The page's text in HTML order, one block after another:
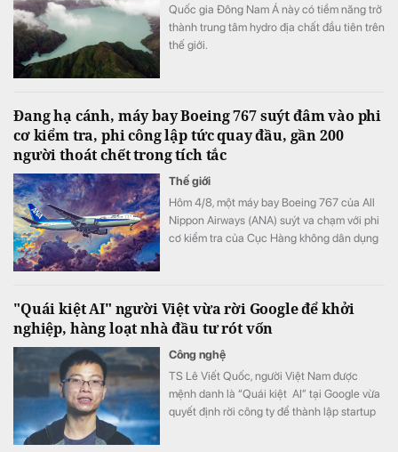
Quốc gia Đông Nam Á này có tiềm năng trở
thành trung tâm hydro địa chất đầu tiên trên
thế giới.
Đang hạ cánh, máy bay Boeing 767 suýt đâm vào phi
cơ kiểm tra, phi công lập tức quay đầu, gần 200
người thoát chết trong tích tắc
Thế giới
Hôm 4/8, một máy bay Boeing 767 của All
Nippon Airways (ANA) suýt va chạm với phi
cơ kiểm tra của Cục Hàng không dân dụng
"Quái kiệt AI" người Việt vừa rời Google để khởi
nghiệp, hàng loạt nhà đầu tư rót vốn
Công nghệ
TS Lê Viết Quốc, người Việt Nam được
mệnh danh là “Quái kiệt AI” tại Google vừa
quyết định rời công ty để thành lập startup